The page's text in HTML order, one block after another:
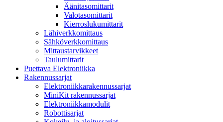
Äänitasomittarit
Valotasomittarit
Kierroslukumittarit
Lähiverkkomittaus
Sähköverkkomittaus
Mittaustarvikkeet
Taulumittarit
Puettava Elektroniikka
Rakennussarjat
Elektroniikkarakennussarjat
MiniKit rakennussarjat
Elektroniikkamodulit
Robottisarjat